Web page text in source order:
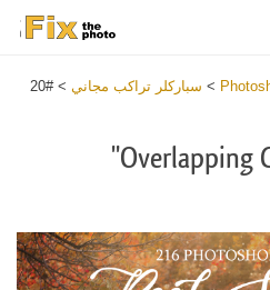
> سباركلر تراكب مجاني >
#20